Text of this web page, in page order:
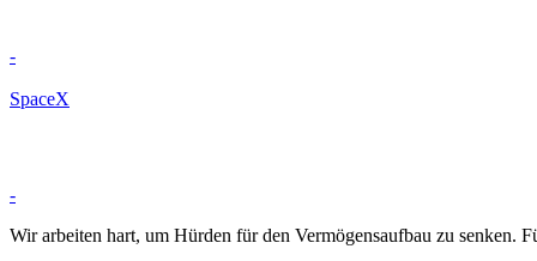
-
SpaceX
-
Wir arbeiten hart, um Hürden für den Vermögensaufbau zu senken.